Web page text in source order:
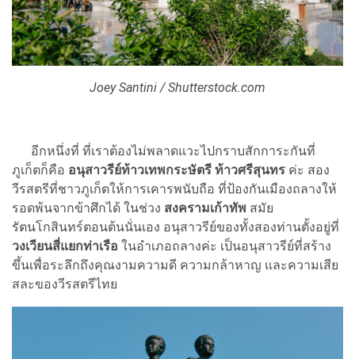
Joey Santini / Shutterstock.com
อีกหนึ่งที่ ที่เราต้องไม่พลาดแวะไปกราบสักการะกันที่
ภูเก็ตก็คือ อนุสาวรีย์ท้าวเทพกระษัตรี ท้าวศรีสุนทร ค่ะ สอง
วีรสตรีที่ชาวภูเก็ตให้การเคารพนับถือ ที่ป้องกันเมืองถลางให้
รอดพ้นจากข้าศึกได้ ในช่วง สงครามเก้าทัพ สมัย
รัตนโกสินทร์ตอนต้นนั่นเอง อนุสาวรีย์ของทั้งสองท่านตั้งอยู่ที่
วงเวียนสี่แยกท่าเรือ ในอำเภอถลางค่ะ เป็นอนุสาวรีย์ที่สร้าง
ขึ้นเพื่อระลึกถึงคุณงามความดี ความกล้าหาญ และความเสีย
สละของวีรสตรีไทย